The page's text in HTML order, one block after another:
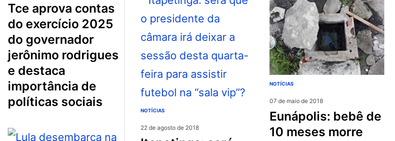
tce aprova contas
do exercício 2025
do governador
jerônimo rodrigues
e destaca
importância de
políticas sociais
NOTÍCIAS
22 de agosto de 2018
NOTÍCIAS
07 de maio de 2018
eunápolis: bebê de
10 meses morre